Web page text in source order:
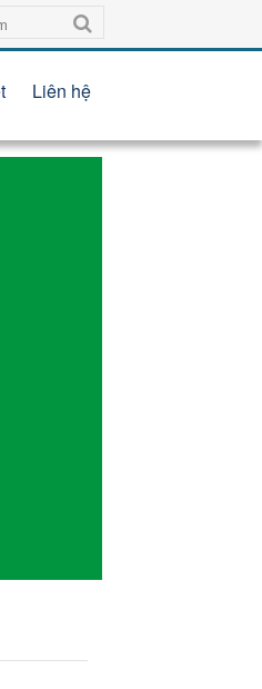
Liên hệ